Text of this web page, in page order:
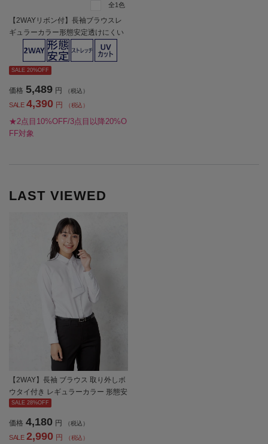
全1色
【2WAYリボン付】長袖ブラウスレ
ギュラーカラー形態安定透けにくい
無地ViVi通年【レディース】
SALE 20%OFF
価格 5,489 円 （税込）
SALE 4,390 円 （税込）
★2点目10%OFF/3点目以降20%O
FF対象
LAST VIEWED
【2WAY】長袖 ブラウス 取り外しボ
ウタイ付き レギュラーカラー 形態安
定 透け防止 織柄無地 Grace Field 通
SALE 28%OFF
価格 4,180 円 （税込）
SALE 2,990 円 （税込）